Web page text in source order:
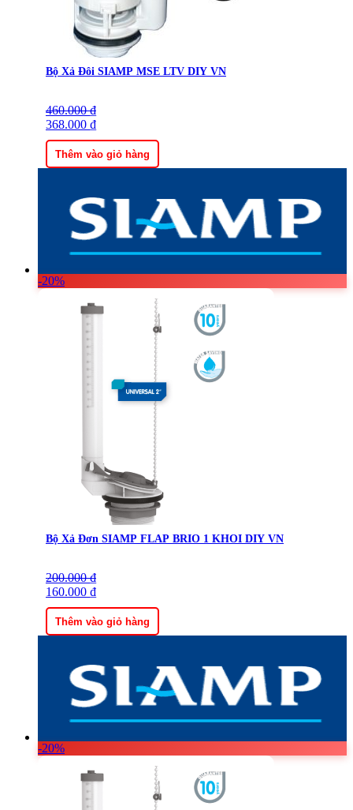
Bộ Xả Đôi SIAMP MSE LTV DIY VN
460.000₫
Giá
gốc
là:
460.000 ₫.
368.000 ₫
Giá
hiện
tại
là:
368.000 ₫.
Thêm vào giỏ hàng
-20%
Bộ Xả Đơn SIAMP FLAP BRIO 1 KHOI DIY VN
200.000₫
Giá
gốc
là:
200.000 ₫.
160.000 ₫
Giá
hiện
tại
là:
160.000 ₫.
Thêm vào giỏ hàng
-20%